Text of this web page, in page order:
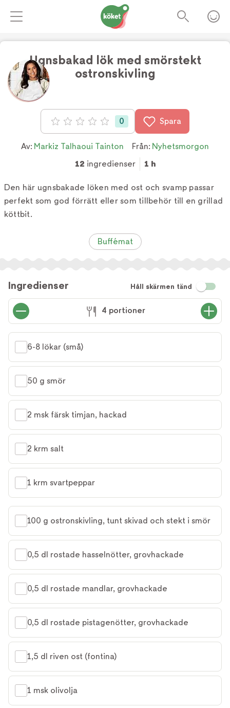
Ugnsbakad lök med smörstekt
ostronskivling
Betyg: 0 av 5 0 Spara
Av: Markiz Talhaoui Tainton Från: Nyhetsmorgon
12 ingredienser 1 h
Den här ugnsbakade löken med ost och svamp passar
perfekt som god förrätt eller som tillbehör till en grillad
köttbit.
Buffémat
Ingredienser Håll skärmen tänd
4 portioner
6-8 lökar (små)
50 g smör
2 msk färsk timjan, hackad
2 krm salt
1 krm svartpeppar
100 g ostronskivling, tunt skivad och stekt i smör
0,5 dl rostade hasselnötter, grovhackade
0,5 dl rostade mandlar, grovhackade
0,5 dl rostade pistagenötter, grovhackade
1,5 dl riven ost (fontina)
1 msk olivolja